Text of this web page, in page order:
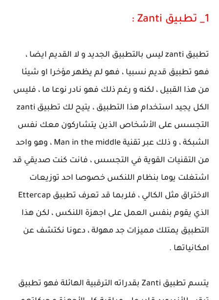
1_ تطبيق Zanti :
تطبيق zanti ليس بالتطبيق الجديد و لا القديم ايضا ،
فهو تطبيق قديم نسبيا ، فهو لم يظهر مؤخرا او شيئا
من هذا القبيل ، لكنه و رغم ذلك فهو نادر نوعا ما ، فليس
الكل يجيد استخدام هذا التطبيق ، يتيح لك تطبيق zanti
التجسس على الأشخاص الذين يتشاركون معك نفس
الشبكة ، و ذلك عبر تقنية Man in the middle ، وهو واحد
من التقنيات القوية في التجسس ، فانت كنت صديقي قد
اشتغلت يوما بنظام اللنكس خصوصا احد توزيعات
الاختراق مثل الكالي ، فلربما قد تعرف تطبيق Ettercap
الذي يقوم بنفس العمل على اجهزة اللنكس ، لكن هذا
التطبيق يمتلك مميزات جد مهولة ، دعونا نكتشف عن
امكانياتها .
يتسم تطبيق Zanti بقدراته الترقبية الهائلة فهو تطبيق